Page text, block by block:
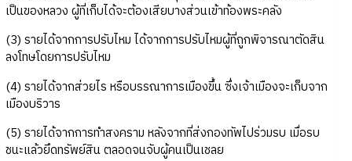
เป็นของหลวง ผู้ที่เก็บได้จะต้องเสียบางส่วนเข้าท้องพระคลัง
(3) รายได้จากการปรับไหม ได้จากการปรับไหมผู้ที่ถูกพิจารณาตัดสิน
ลงโทษโดยการปรับไหม
(4) รายได้จากส่วยไร หรือบรรณาการเมืองขึ้น ซึ่งเจ้าเมืองจะเก็บจาก
เมืองบริวาร
(5) รายได้จากการทำสงคราม หลังจากที่ส่งกองทัพไปร่วมรบ เมื่อรบ
ชนะแล้วยึดทรัพย์สิน ตลอดจนจับผู้คนเป็นเชลย